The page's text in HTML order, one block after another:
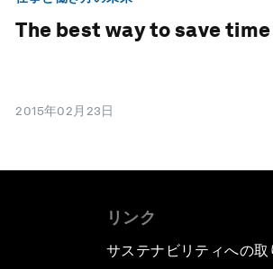
The best way to save
2015年02月23日
リンク
サステナビリティへの取